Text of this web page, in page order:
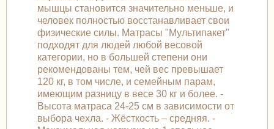
мышцы становится значительно меньше, и
человек полностью восстанавливает свои
физические силы. Матрасы "Мультипакет"
подходят для людей любой весовой
категории, но в большей степени они
рекомендованы тем, чей вес превышает
120 кг, в том числе, и семейным парам,
имеющим разницу в весе 30 кг и более. -
Высота матраса 24-25 см в зависимости от
выбора чехла. - Жёсткость – средняя. -